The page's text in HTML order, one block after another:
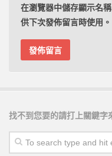
在瀏覽器中儲存顯示名
供下次發佈留言時使用。
找不到您要的請打上關鍵字